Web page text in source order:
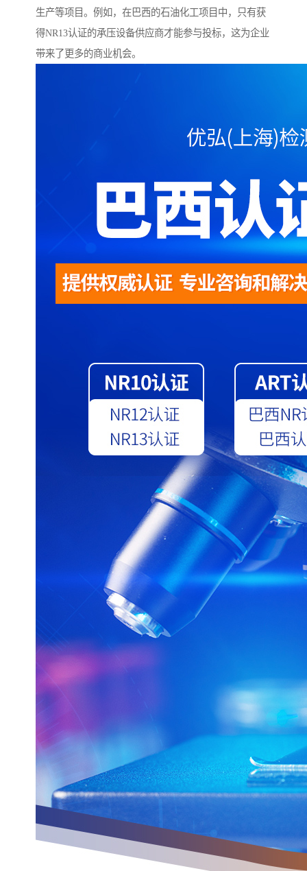
生产等项目。例如，在巴西的石油化工项目中，只有获
得NR13认证的承压设备供应商才能参与投标，这为企业
带来了更多的商业机会。